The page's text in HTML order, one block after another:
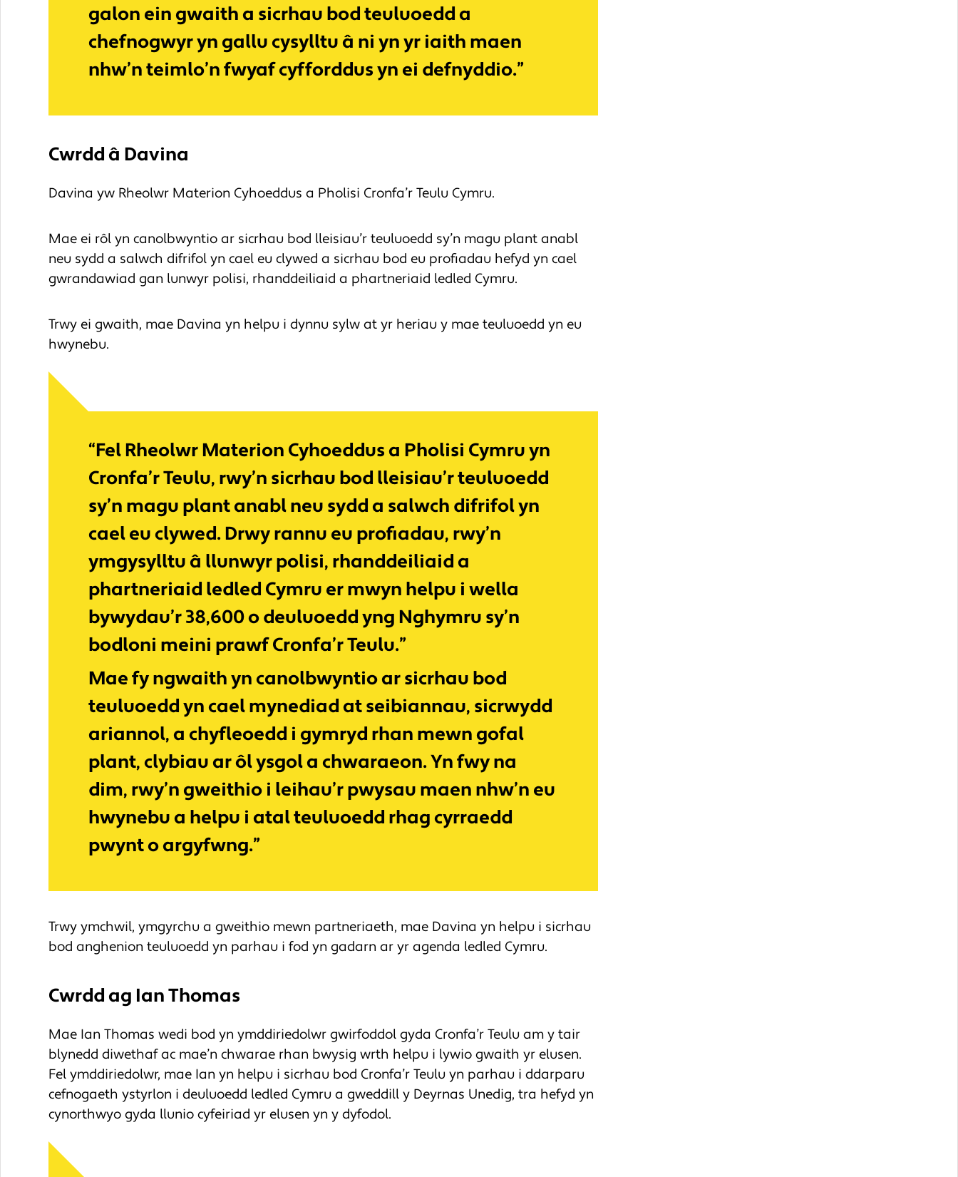
galon ein gwaith a sicrhau bod teuluoedd a
chefnogwyr yn gallu cysylltu â ni yn yr iaith maen
nhw’n teimlo’n fwyaf cyfforddus yn ei defnyddio.”
Cwrdd â Davina
Davina yw Rheolwr Materion Cyhoeddus a Pholisi Cronfa’r Teulu Cymru.
Mae ei rôl yn canolbwyntio ar sicrhau bod lleisiau’r teuluoedd sy’n magu plant anabl
neu sydd a salwch difrifol yn cael eu clywed a sicrhau bod eu profiadau hefyd yn cael
gwrandawiad gan lunwyr polisi, rhanddeiliaid a phartneriaid ledled Cymru.
Trwy ei gwaith, mae Davina yn helpu i dynnu sylw at yr heriau y mae teuluoedd yn eu
hwynebu.
“Fel Rheolwr Materion Cyhoeddus a Pholisi Cymru yn
Cronfa’r Teulu, rwy’n sicrhau bod lleisiau’r teuluoedd
sy’n magu plant anabl neu sydd a salwch difrifol yn
cael eu clywed. Drwy rannu eu profiadau, rwy’n
ymgysylltu â llunwyr polisi, rhanddeiliaid a
phartneriaid ledled Cymru er mwyn helpu i wella
bywydau’r 38,600 o deuluoedd yng Nghymru sy’n
bodloni meini prawf Cronfa’r Teulu.”
Mae fy ngwaith yn canolbwyntio ar sicrhau bod
teuluoedd yn cael mynediad at seibiannau, sicrwydd
ariannol, a chyfleoedd i gymryd rhan mewn gofal
plant, clybiau ar ôl ysgol a chwaraeon. Yn fwy na
dim, rwy’n gweithio i leihau’r pwysau maen nhw’n eu
hwynebu a helpu i atal teuluoedd rhag cyrraedd
pwynt o argyfwng.”
Trwy ymchwil, ymgyrchu a gweithio mewn partneriaeth, mae Davina yn helpu i sicrhau
bod anghenion teuluoedd yn parhau i fod yn gadarn ar yr agenda ledled Cymru.
Cwrdd ag Ian Thomas
Mae Ian Thomas wedi bod yn ymddiriedolwr gwirfoddol gyda Cronfa’r Teulu am y tair
blynedd diwethaf ac mae’n chwarae rhan bwysig wrth helpu i lywio gwaith yr elusen.
Fel ymddiriedolwr, mae Ian yn helpu i sicrhau bod Cronfa’r Teulu yn parhau i ddarparu
cefnogaeth ystyrlon i deuluoedd ledled Cymru a gweddill y Deyrnas Unedig, tra hefyd yn
cynorthwyo gyda llunio cyfeiriad yr elusen yn y dyfodol.